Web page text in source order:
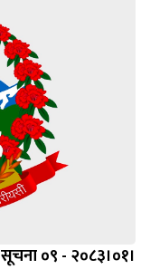
०९ - २०८३।०१।